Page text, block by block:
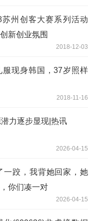
苏州创客大赛系列活动
新创业氛围
2018-12-03
服现身韩国，37岁照样
2018-11-16
力逐步显现|热讯
2026-04-15
一跤，我背她回家，她
你们凑一对
2026-04-15